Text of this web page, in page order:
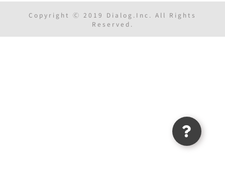
Copyright Ⓒ 2019 Dialog.Inc. All Rights
Reserved.